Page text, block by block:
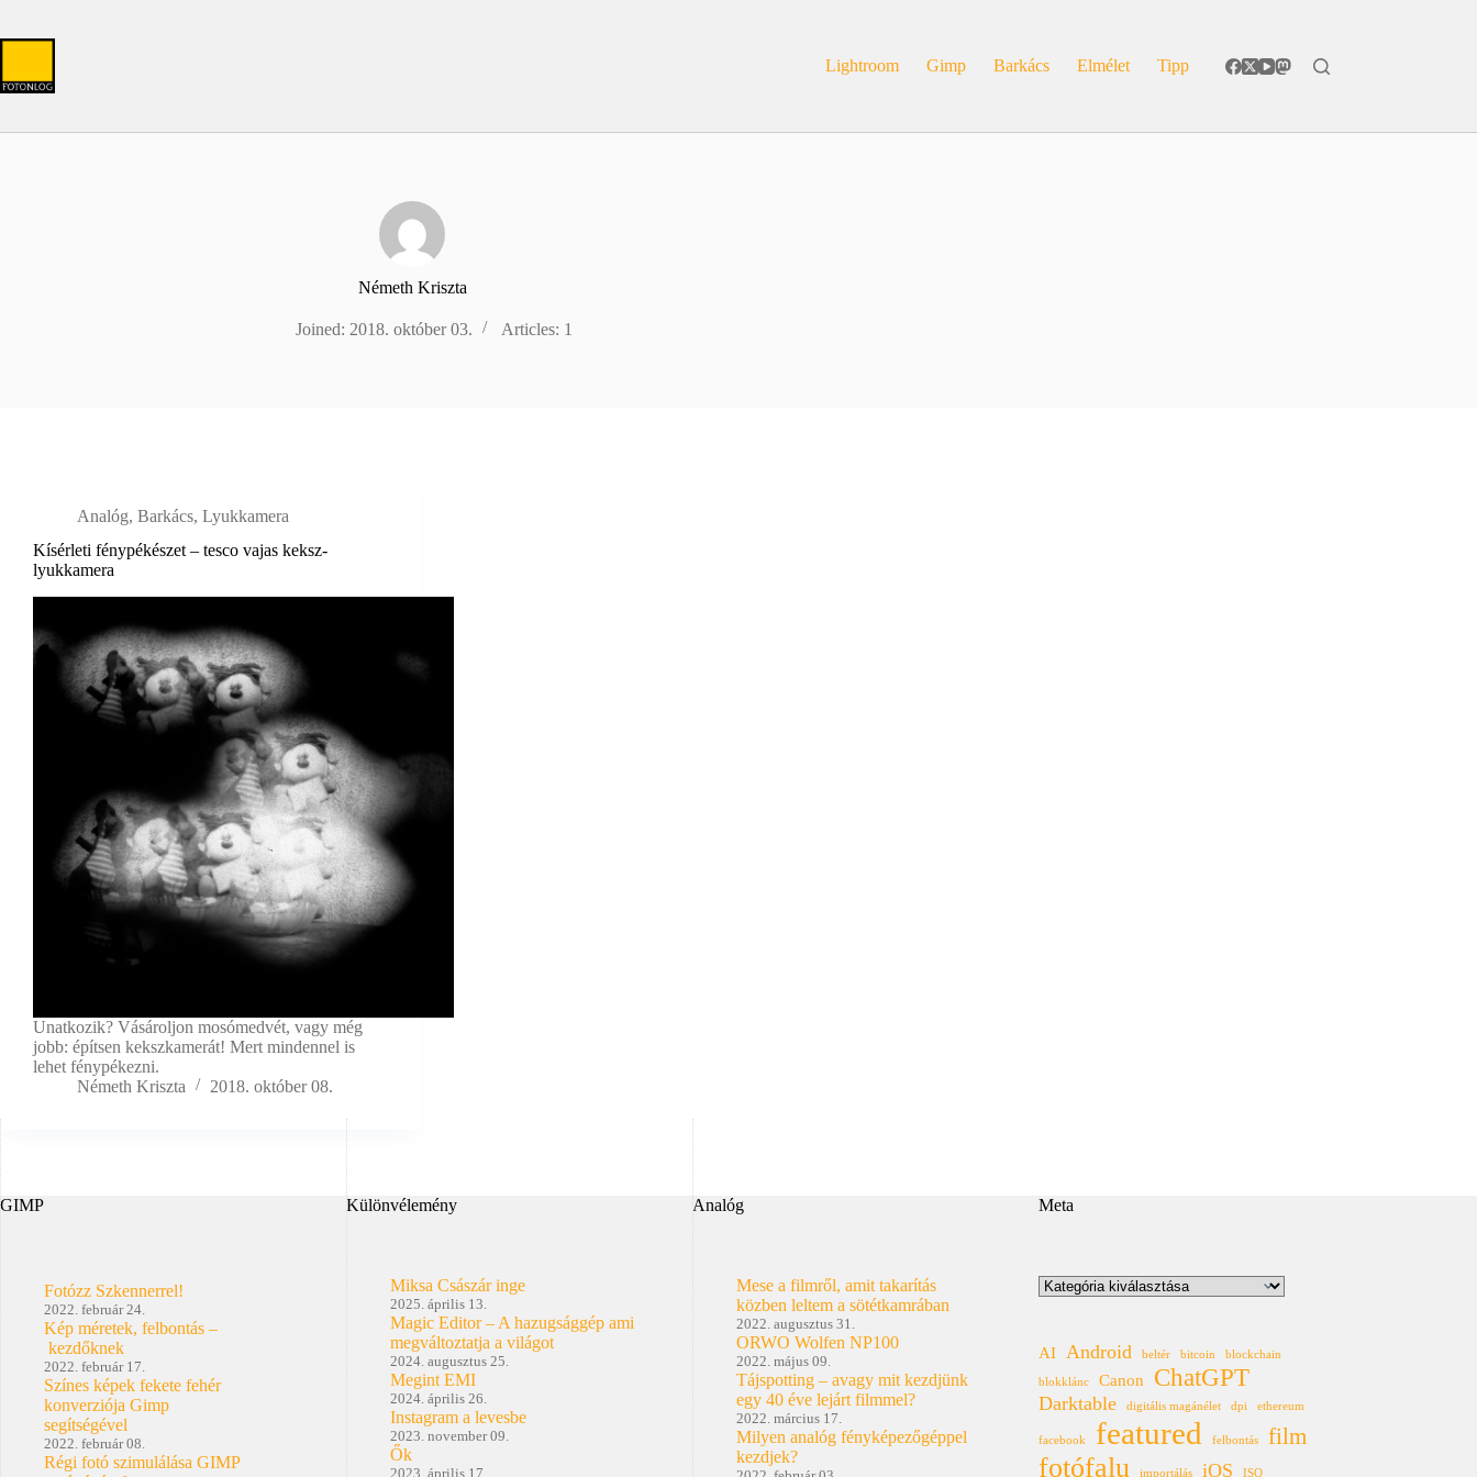
content
Lightroom
Gimp Barkács Elmélet Tipp
Németh Kriszta
Joined: 2018. október 03. Articles: 1
Analóg, Barkács, Lyukkamera
Kísérleti fénypékészet – tesco vajas keksz-
lyukkamera
Unatkozik? Vásároljon mosómedvét, vagy még
jobb: építsen kekszkamerát! Mert mindennel is
lehet fénypékezni.
Németh Kriszta
2018. október 08.
GIMP
Fotózz Szkennerrel!
2022. február 24.
Kép méretek, felbontás –
kezdőknek
2022. február 17.
Színes képek fekete fehér
konverziója Gimp
segítségével
2022. február 08.
Régi fotó szimulálása GIMP
Különvélemény
Miksa Császár inge
2025. április 13.
Magic Editor – A hazugsággép ami
megváltoztatja a világot
2024. augusztus 25.
Megint EMI
2024. április 26.
Instagram a levesbe
2023. november 09.
Ők
2023. április 17.
Analóg
Mese a filmről, amit takarítás
közben leltem a sötétkamrában
2022. augusztus 31.
ORWO Wolfen NP100
2022. május 09.
Tájspotting – avagy mit kezdjünk
egy 40 éve lejárt filmmel?
2022. március 17.
Milyen analóg fényképezőgéppel
kezdjek?
Meta
Kategóriák
AI Android beltér bitcoin blockchain
blokklánc Canon ChatGPT
Darktable digitális magánélet dpi ethereum
facebook featured felbontás film
fotófalu importálás iOS ISO